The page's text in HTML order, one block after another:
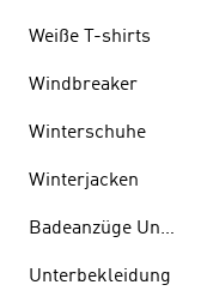
Weiße T-shirts
Windbreaker
Winterschuhe
Winterjacken
Badeanzüge Und
Unterbekleidung